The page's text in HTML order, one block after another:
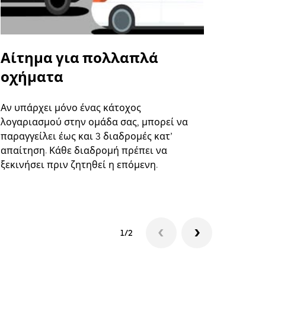
Αίτημα για πολλαπλά
οχήματα
Αν υπάρχει μόνο ένας κάτοχος
λογαριασμού στην ομάδα σας, μπορεί να
παραγγείλει έως και 3 διαδρομές κατ’
απαίτηση. Κάθε διαδρομή πρέπει να
ξεκινήσει πριν ζητηθεί η επόμενη.
1/2